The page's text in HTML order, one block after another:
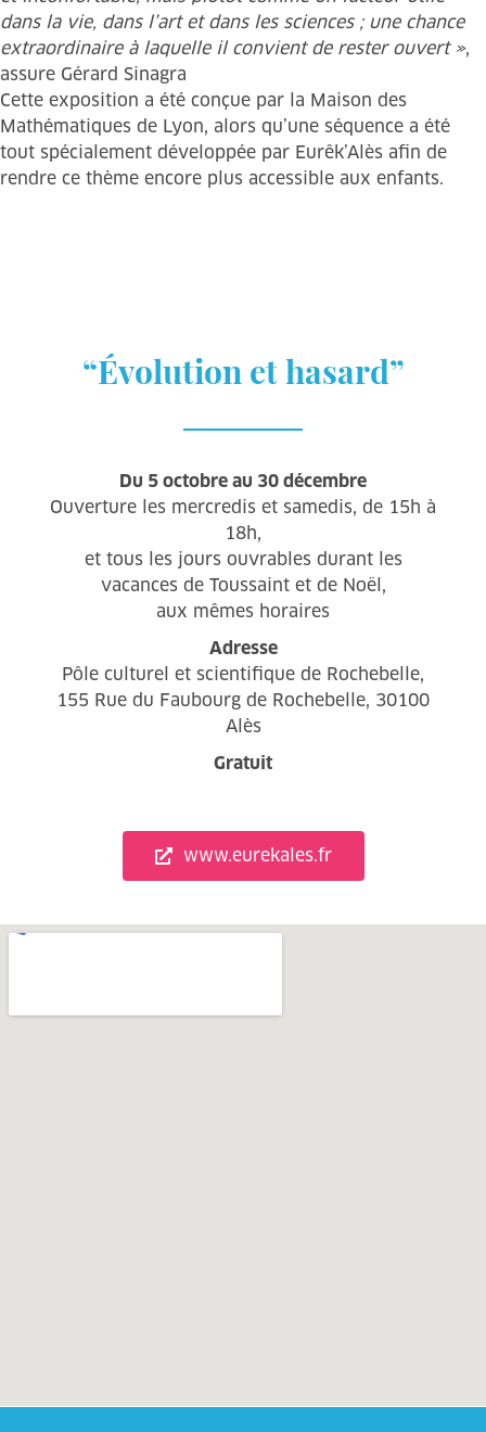
dans la vie, dans l’art et dans les sciences ; une chance
extraordinaire à laquelle il convient de rester ouvert »,
assure Gérard Sinagra
Cette exposition a été conçue par la Maison des
Mathématiques de Lyon, alors qu’une séquence a été
tout spécialement développée par Eurêk’Alès afin de
rendre ce thème encore plus accessible aux enfants.
“Évolution et hasard”
Du 5 octobre au 30 décembre
Ouverture les mercredis et samedis, de 15h à
18h,
et tous les jours ouvrables durant les
vacances de Toussaint et de Noël,
aux mêmes horaires
Adresse
Pôle culturel et scientifique de Rochebelle,
155 Rue du Faubourg de Rochebelle, 30100
Alès
Gratuit
www.eurekales.fr